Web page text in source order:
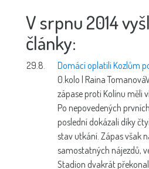
V srpnu 2014
články:
29.8. Domácí oplatili Kozlům
0.kolo | Raina Tomanová
zápase proti Kolínu měli
Po nepovedených
poslední dokázali díky
stav utkání. Zápas však
samostatných nájezdů,
Stadion dvakrát